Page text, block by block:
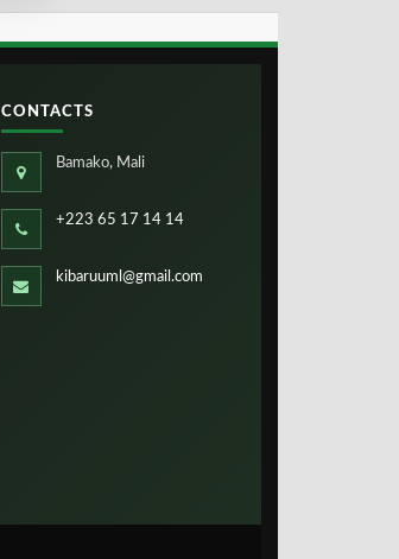
CONTACTS
Bamako, Mali
+223 65 17 14 14
kibaruuml@gmail.com